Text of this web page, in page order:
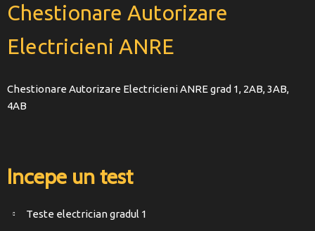
Chestionare Autorizare
Electricieni ANRE
Chestionare Autorizare Electricieni ANRE grad 1, 2AB, 3AB,
4AB
Incepe un test
Teste electrician gradul 1